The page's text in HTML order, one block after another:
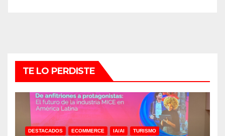
TE LO PERDISTE
DESTACADOS ECOMMERCE IA/AI TURISMO